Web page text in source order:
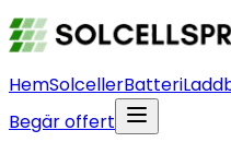
HemSolcellerBatteri
Begär offert